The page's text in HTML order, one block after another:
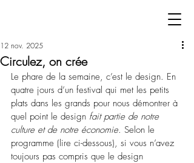
Circulez, on crée
12 nov. 2025
Le phare de la semaine, c’est le design. En
quatre jours d’un festival qui met les petits
plats dans les grands pour nous démontrer à
quel point le design fait partie de notre
culture et de notre économie. Selon le
programme (lire ci-dessous), si vous n’avez
toujours pas compris que le design